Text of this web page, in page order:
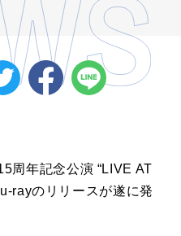
周年記念公演 “LIVE AT
rayのリリースが遂に発